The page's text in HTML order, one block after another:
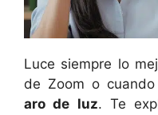
Luce siempre lo
de Zoom o
aro de luz. Te